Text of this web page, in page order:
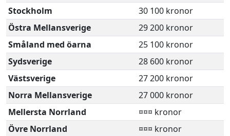
Stockholm
30 100 kronor
Östra Mellansverige
29 200 kronor
Småland med öarna
25 100 kronor
Sydsverige
28 600 kronor
Västsverige
27 200 kronor
Norra Mellansverige
27 000 kronor
Mellersta Norrland
¤¤¤ kronor
Övre Norrland
¤¤¤ kronor